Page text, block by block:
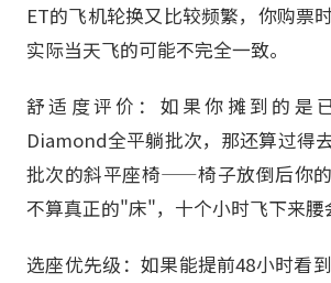
ET的飞机轮换又比较频繁，你购票
实际当天飞的可能不完全一致。
舒适度评价：如果你摊到的是
Diamond全平躺批次，那还算过得
批次的斜平座椅——椅子放倒后你
不算真正的"床"，十个小时飞下来腰
选座优先级：如果能提前48小时看